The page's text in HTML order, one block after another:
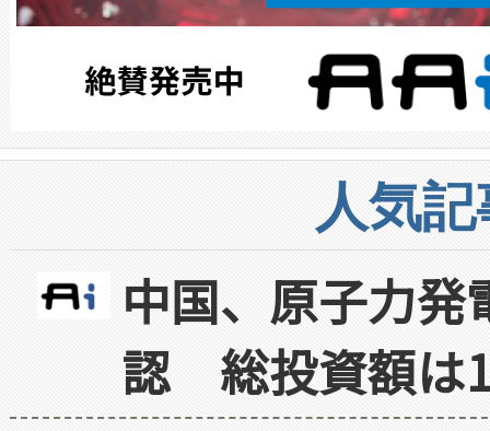
人気
中国、原子力
認 総投資額は